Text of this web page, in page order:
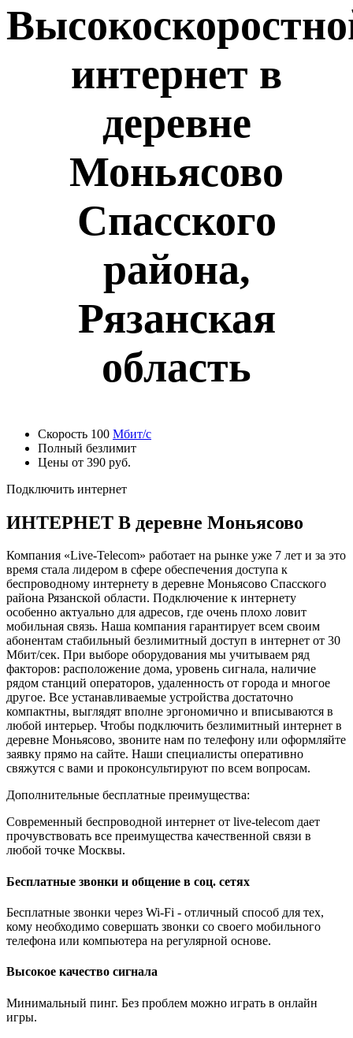
интернет в
деревне
Моньясово
Спасского
района,
Рязанская
область
Скорость 100 Мбит/с
Полный безлимит
Цены от 390 руб.
Подключить интернет
ИНТЕРНЕТ В деревне Моньясово
Компания «Live-Telecom» работает на рынке уже 7 лет и за это
время стала лидером в сфере обеспечения доступа к
беспроводному интернету в деревне Моньясово Спасского
района Рязанской области. Подключение к интернету
особенно актуально для адресов, где очень плохо ловит
мобильная связь. Наша компания гарантирует всем своим
абонентам стабильный безлимитный доступ в интернет от 30
Мбит/сек. При выборе оборудования мы учитываем ряд
факторов: расположение дома, уровень сигнала, наличие
рядом станций операторов, удаленность от города и многое
другое. Все устанавливаемые устройства достаточно
компактны, выглядят вполне эргономично и вписываются в
любой интерьер. Чтобы подключить безлимитный интернет в
деревне Моньясово, звоните нам по телефону или оформляйте
заявку прямо на сайте. Наши специалисты оперативно
свяжутся с вами и проконсультируют по всем вопросам.
Дополнительные бесплатные преимущества:
Современный беспроводной интернет от live-telecom дает
прочувствовать все преимущества качественной связи в
любой точке Москвы.
Бесплатные звонки и общение в соц. сетях
Бесплатные звонки через Wi-Fi - отличный способ для тех,
кому необходимо совершать звонки со своего мобильного
телефона или компьютера на регулярной основе.
Высокое качество сигнала
Минимальный пинг. Без проблем можно играть в онлайн
игры.